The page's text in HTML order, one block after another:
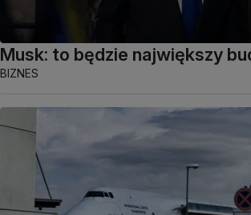
Musk: to będzie największy
BIZNES